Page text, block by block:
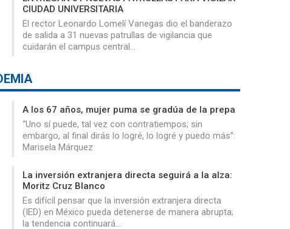
CIUDAD UNIVERSITARIA
El rector Leonardo Lomelí Vanegas dio el banderazo
de salida a 31 nuevas patrullas de vigilancia que
cuidarán el campus central…
A los 67 años, mujer puma se gradúa de la prepa
“Uno sí puede, tal vez con contratiempos; sin
embargo, al final dirás lo logré, lo logré y puedo más”:
Marisela Márquez
La inversión extranjera directa seguirá a la alza:
Moritz Cruz Blanco
Es difícil pensar que la inversión extranjera directa
(IED) en México pueda detenerse de manera abrupta;
la tendencia continuará…